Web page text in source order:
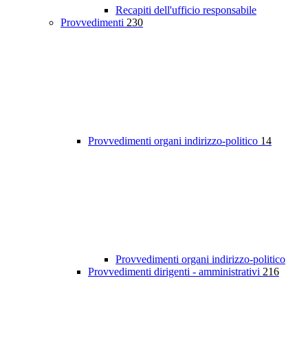
Recapiti dell'ufficio responsabile
Provvedimenti 230
Provvedimenti organi indirizzo-politico 14
Provvedimenti organi indirizzo-politico
Provvedimenti dirigenti - amministrativi 216